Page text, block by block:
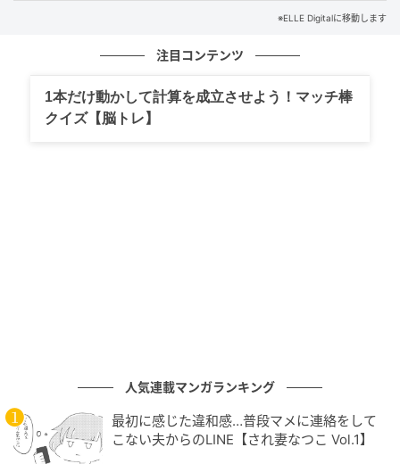
アンドルー元王子は、エリザベス女王の愛犬であった
コーギー2匹を引き取っている。愛犬家としてのイメー
ジもあったアンドルーだが、今回の暴露により、その
※ELLE Digitalに移動します
注目コンテンツ
1本だけ動かして計算を成立させよう！マッチ棒
クイズ【脳トレ】
人気連載マンガランキング
最初に感じた違和感…普段マメに連絡をして
こない夫からのLINE【され妻なつこ Vol.1】